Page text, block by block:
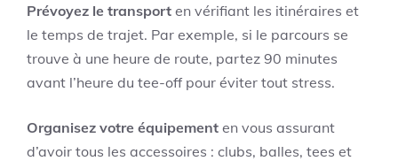
Prévoyez le transport en vérifiant les itinéraires et
le temps de trajet. Par exemple, si le parcours se
trouve à une heure de route, partez 90 minutes
avant l’heure du tee-off pour éviter tout stress.
Organisez votre équipement en vous assurant
d’avoir tous les accessoires : clubs, balles, tees et